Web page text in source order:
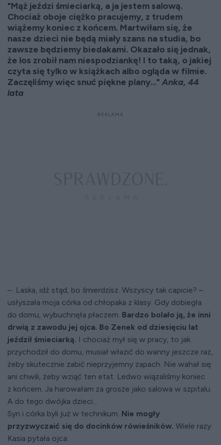
"Mąż jeździ śmieciarką, a ja jestem salową.
Chociaż oboje ciężko pracujemy, z trudem
wiążemy koniec z końcem. Martwiłam się, że
nasze dzieci nie będą miały szans na studia, bo
zawsze będziemy biedakami. Okazało się jednak,
że los zrobił nam niespodziankę! I to taką, o jakiej
czyta się tylko w książkach albo ogląda w filmie.
Zaczęliśmy więc snuć piękne plany..." Anka, 44
lata
– Laska, idź stąd, bo śmierdzisz. Wszyscy tak capicie? –
usłyszała moja córka od chłopaka z klasy. Gdy dobiegła
do domu, wybuchnęła płaczem. Bardzo bolało ją, że inni
drwią z zawodu jej ojca. Bo Zenek od dziesięciu lat
jeździł śmieciarką. I chociaż mył się w pracy, to jak
przychodził do domu, musiał włazić do wanny jeszcze raz,
żeby skutecznie zabić nieprzyjemny zapach. Nie wahał się
ani chwili, żeby wziąć ten etat. Ledwo wiązaliśmy koniec
z końcem. Ja harowałam za grosze jako salowa w szpitalu.
A do tego dwójka dzieci...
Syn i córka byli już w technikum. Nie mogły
przyzwyczaić się do docinków rówieśników. Wiele razy
Kasia pytała ojca: